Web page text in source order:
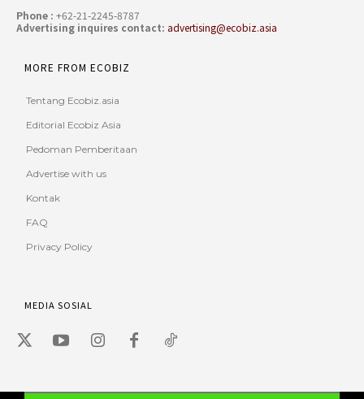
Phone : +62-21-2245-8787
Advertising inquires contact: advertising@ecobiz.asia
MORE FROM ECOBIZ
Tentang Ecobiz.asia
Editorial Ecobiz Asia
Pedoman Pemberitaan
Advertise with us
Kontak
FAQ
Privacy Policy
MEDIA SOSIAL